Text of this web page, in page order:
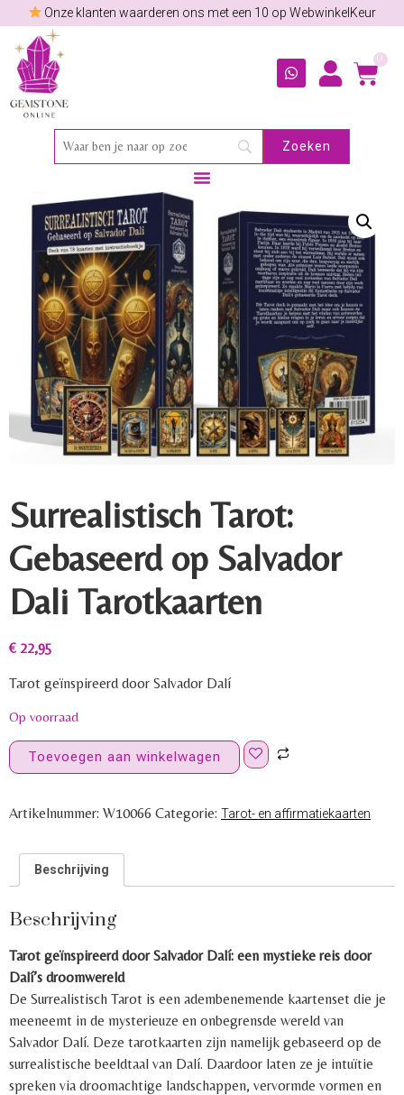
Onze klanten waarderen ons met een 10 op WebwinkelKeur
0
Surrealistisch Tarot:
Gebaseerd op Salvador
Dali Tarotkaarten
€ 22,95
Tarot geïnspireerd door Salvador Dalí
Op voorraad
Toevoegen aan winkelwagen
Artikelnummer: W10066 Categorie: Tarot- en affirmatiekaarten
Beschrijving
Beschrijving
Tarot geïnspireerd door Salvador Dalí: een mystieke reis door
Dalí’s droomwereld
De Surrealistisch Tarot is een adembenemende kaartenset die je
meeneemt in de mysterieuze en onbegrensde wereld van
Salvador Dalí. Deze tarotkaarten zijn namelijk gebaseerd op de
surrealistische beeldtaal van Dalí. Daardoor laten ze je intuïtie
spreken via droomachtige landschappen, vervormde vormen en